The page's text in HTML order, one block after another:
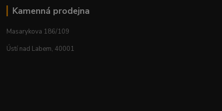
Kamenná prodejna
Masarykova 186/109
Ústí nad Labem, 40001